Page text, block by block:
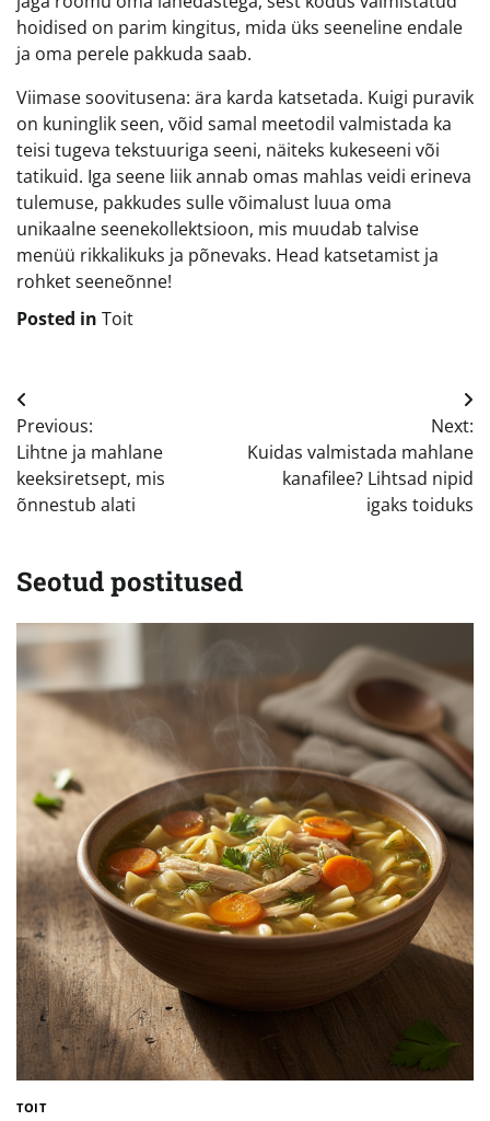
hoidised on parim kingitus, mida üks seeneline endale
ja oma perele pakkuda saab.
Viimase soovitusena: ära karda katsetada. Kuigi puravik
on kuninglik seen, võid samal meetodil valmistada ka
teisi tugeva tekstuuriga seeni, näiteks kukeseeni või
tatikuid. Iga seene liik annab omas mahlas veidi erineva
tulemuse, pakkudes sulle võimalust luua oma
unikaalne seenekollektsioon, mis muudab talvise
menüü rikkalikuks ja põnevaks. Head katsetamist ja
rohket seeneõnne!
Posted in Toit
Navigeerimine
Previous:
Lihtne ja mahlane
keeksiretsept, mis
õnnestub alati
Next:
Kuidas valmistada mahlane
kanafilee? Lihtsad nipid
igaks toiduks
Seotud postitused
TOIT